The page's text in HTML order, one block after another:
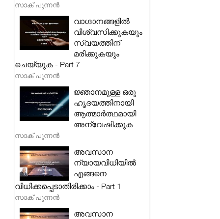
സാക് പുന്നൻ
വാഗ്ദാനങ്ങളിൽ
വിശ്വസിക്കുകയും
സ്വയത്തിന്
മരിക്കുകയും
ചെയ്യുക - Part 7
സാക് പുന്നൻ
ജ്ഞാനമുള്ള ഒരു
ഹൃദയത്തിനായി
ആത്മാർത്ഥമായി
അന്വേഷിക്കുക
സാക് പുന്നൻ
അവസാന
ന്യായവിധിയിൽ
എങ്ങനെ
വിധിക്കപ്പെടാതിരിക്കാം - Part 1
സാക് പുന്നൻ
അവസാന